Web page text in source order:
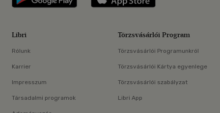
Libri
Rólunk
Karrier
Impresszum
Társadalmi programok
Törzsvásárlói Program
Törzsvásárlói Programunkról
Törzsvásárlói Kártya egyenlege
Törzsvásárlói szabályzat
Libri App